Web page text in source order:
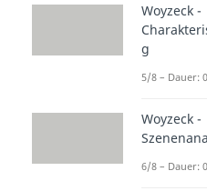
Erste
Woyzeck -
g
5/8 – Dauer:
Woyzeck -
6/8 – Dauer: